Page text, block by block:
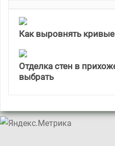
Как выровнять
Отделка стен в
выбрать